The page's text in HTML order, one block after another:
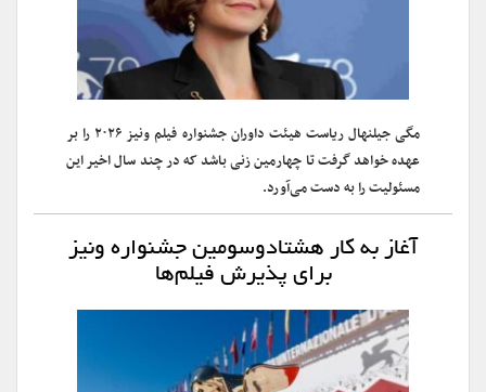
مگی جیلنهال ریاست هیئت داوران جشنواره فیلم ونیز ۲۰۲۶ را بر
عهده خواهد گرفت تا چهارمین زنی باشد که در چند سال اخیر این
مسئولیت را به دست می‌آورد.
آغاز به کار هشتادوسومین جشنواره ونیز
برای پذیرش فیلم‌ها